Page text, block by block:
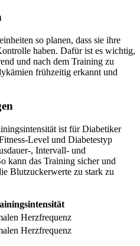
so planen, dass sie ihre
haben. Dafür ist es wichtig,
und nach dem Training zu
frühzeitig erkannt und
ist für Diabetiker
Level und Diabetestyp
, Intervall- und
kann das Training sicher und
Blutzuckerwerte zu stark zu
Herzfrequenz
Herzfrequenz